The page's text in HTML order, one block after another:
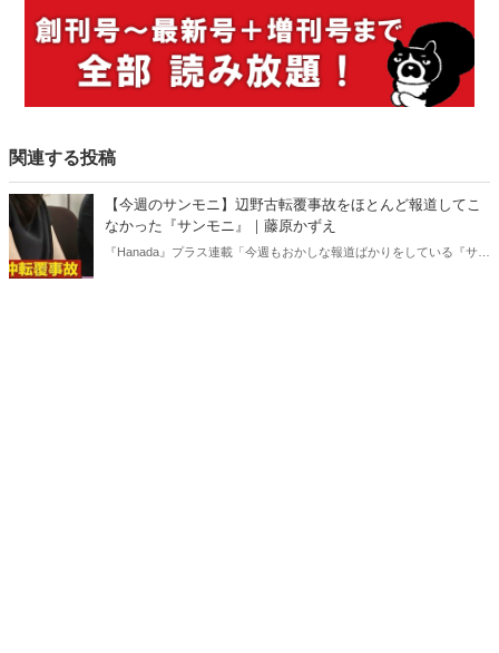
関連する投稿
【今週のサンモニ】辺野古転覆事故をほとんど報道してこ
なかった『サンモニ』｜藤原かずえ
『Hanada』プラス連載「今週もおかしな報道ばかりをしている『サン